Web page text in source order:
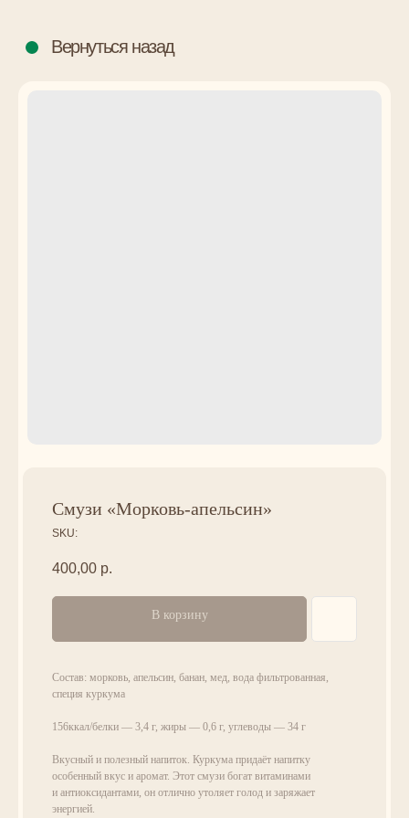
Смузи «Морковь-апельсин»
SKU:
400,00 р.
В корзину
Состав: морковь, апельсин, банан, мед, вода фильтрованная,
специя куркума
156ккал/белки — 3,4 г, жиры — 0,6 г, углеводы — 34 г
Вкусный и полезный напиток. Куркума придаёт напитку
особенный вкус и аромат. Этот смузи богат витаминами
и антиоксидантами, он отлично утоляет голод и заряжает
энергией.